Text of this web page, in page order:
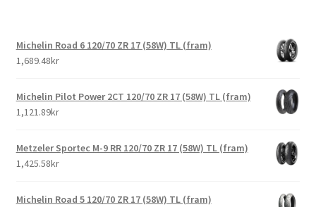
Michelin Road 6 120/70 ZR 17 (58W) TL (fram)
1,689.48kr
Michelin Pilot Power 2CT 120/70 ZR 17 (58W) TL (fram)
1,121.89kr
Metzeler Sportec M-9 RR 120/70 ZR 17 (58W) TL (fram)
1,425.58kr
Michelin Road 5 120/70 ZR 17 (58W) TL (fram)